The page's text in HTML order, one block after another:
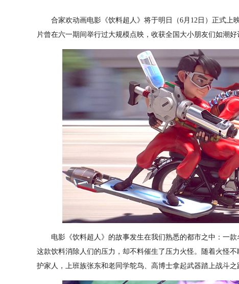
合家欢动画电影《饮料超人》将于明日（6月12日）正式上
片曾在六一期间举行过大规模点映，收获全国大小朋友们如潮
电影《饮料超人》的故事发生在我们熟悉的都市之中：一款
这款饮料消除人们的压力，却不料催生了压力火怪。随着火怪
护家人，上班族张东和老同学鸵鸟、高博士拿起武器踏上战斗之